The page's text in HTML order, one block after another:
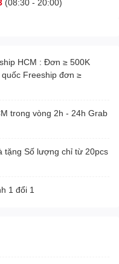
(08:30 - 20:00)
HCM : Đơn ≥ 500K
Freeship đơn ≥
trong vòng 2h - 24h Grab
tặng Số lượng chỉ từ 20pcs
1 đổi 1